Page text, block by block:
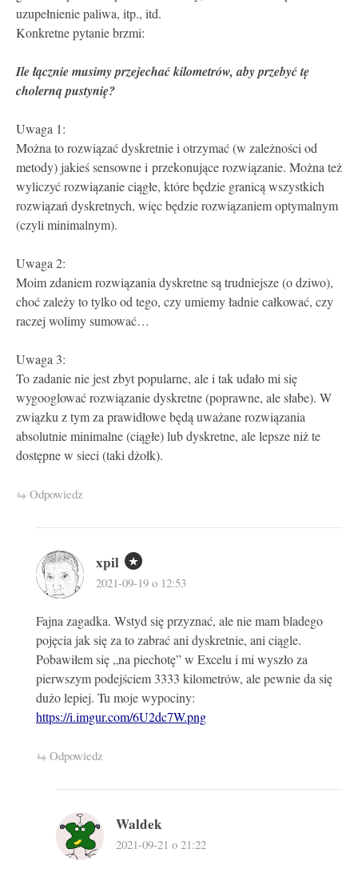
uzupełnienie paliwa, itp., itd.
Konkretne pytanie brzmi:
Ile łącznie musimy przejechać kilometrów, aby przebyć tę
cholerną pustynię?
Uwaga 1:
Można to rozwiązać dyskretnie i otrzymać (w zależności od
metody) jakieś sensowne i przekonujące rozwiązanie. Można też
wyliczyć rozwiązanie ciągłe, które będzie granicą wszystkich
rozwiązań dyskretnych, więc będzie rozwiązaniem optymalnym
(czyli minimalnym).
Uwaga 2:
Moim zdaniem rozwiązania dyskretne są trudniejsze (o dziwo),
choć zależy to tylko od tego, czy umiemy ładnie całkować, czy
raczej wolimy sumować…
Uwaga 3:
To zadanie nie jest zbyt popularne, ale i tak udało mi się
wygooglować rozwiązanie dyskretne (poprawne, ale słabe). W
związku z tym za prawidłowe będą uważane rozwiązania
absolutnie minimalne (ciągłe) lub dyskretne, ale lepsze niż te
dostępne w sieci (taki dżołk).
Odpowiedz
xpil
2021-09-19 o 12:53
Fajna zagadka. Wstyd się przyznać, ale nie mam bladego
pojęcia jak się za to zabrać ani dyskretnie, ani ciągle.
Pobawiłem się „na piechotę” w Excelu i mi wyszło za
pierwszym podejściem 3333 kilometrów, ale pewnie da się
dużo lepiej. Tu moje wypociny:
https://i.imgur.com/6U2dc7W.png
Odpowiedz
Waldek
2021-09-21 o 21:22